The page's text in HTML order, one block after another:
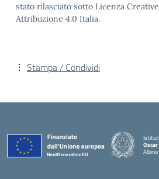
stato rilasciato sotto Licenza
Attribuzione 4.0 Italia.
Stampa / Condividi
Albino